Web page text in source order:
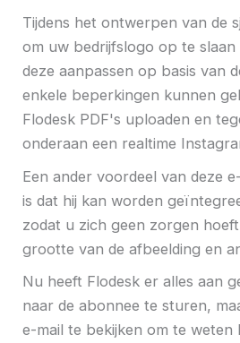
Tijdens het ontwerpen van de
om uw bedrijfslogo op te
deze aanpassen op basis van
enkele beperkingen kunnen
Flodesk PDF's uploaden en
onderaan een realtime
Een ander voordeel van deze
is dat hij kan worden
zodat u zich geen zorgen
grootte van de afbeelding en
Nu heeft Flodesk er alles aan
naar de abonnee te sturen,
e-mail te bekijken om te weten